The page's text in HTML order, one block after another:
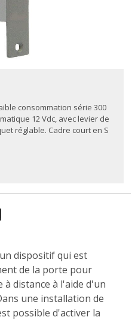
consommation série 300
12 Vdc, avec levier de
réglable. Cadre court en S
dispositif qui est
de la porte pour
distance à l'aide d'un
une installation de
possible d'activer la